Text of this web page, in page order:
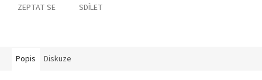
ZEPTAT SE SDÍLET
Popis Diskuze